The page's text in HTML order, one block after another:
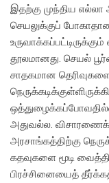
இதற்கு முந்திய
செயலுக்குப்
தூலமானது. செயல்
சாதகமான
அதுவல்ல. விசாரணைக்
அரசாங்கத்திற்கு
கதவுகளை மூடி
பிரச்சினையைத்